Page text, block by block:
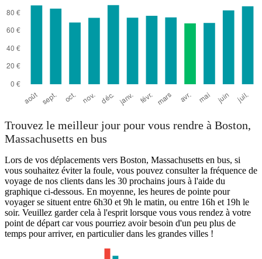
Trouvez le meilleur jour pour vous rendre à Boston,
Massachusetts en bus
Lors de vos déplacements vers Boston, Massachusetts en bus, si
vous souhaitez éviter la foule, vous pouvez consulter la fréquence de
voyage de nos clients dans les 30 prochains jours à l'aide du
graphique ci-dessous. En moyenne, les heures de pointe pour
voyager se situent entre 6h30 et 9h le matin, ou entre 16h et 19h le
soir. Veuillez garder cela à l'esprit lorsque vous vous rendez à votre
point de départ car vous pourriez avoir besoin d'un peu plus de
temps pour arriver, en particulier dans les grandes villes !